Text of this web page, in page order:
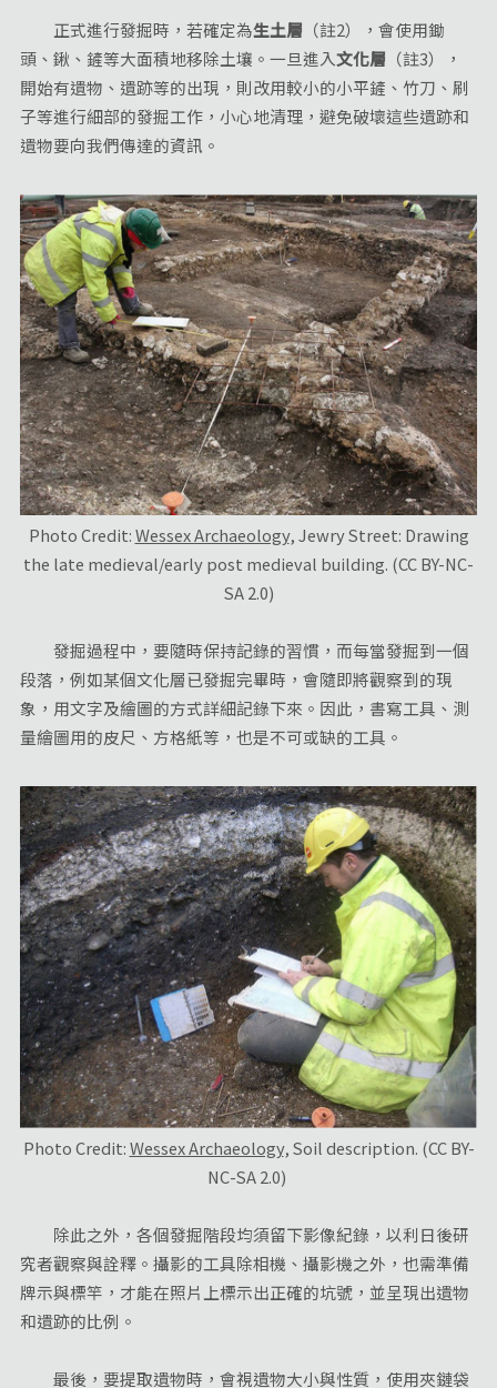
正式進行發掘時，若確定為生土層 （註2），會使用鋤
頭、鍬、鏟等大面積地移除土壤。一旦進入文化層 （註3），
開始有遺物、遺跡等的出現，則改用較小的小平鏟、竹刀、刷
子等進行細部的發掘工作，小心地清理，避免破壞這些遺跡和
遺物要向我們傳達的資訊。
Photo Credit:Wessex Archaeology, Jewry Street: Drawing
the late medieval/early post medieval building. (CC BY-NC-
SA 2.0)
發掘過程中，要隨時保持記錄的習慣，而每當發掘到一個
段落，例如某個文化層已發掘完畢時，會隨即將觀察到的現
象，用文字及繪圖的方式詳細記錄下來。因此，書寫工具、測
量繪圖用的皮尺、方格紙等，也是不可或缺的工具。
Photo Credit:Wessex Archaeology, Soil description. (CC BY-
NC-SA 2.0)
除此之外，各個發掘階段均須留下影像紀錄，以利日後研
究者觀察與詮釋。攝影的工具除相機、攝影機之外，也需準備
牌示與標竿，才能在照片上標示出正確的坑號，並呈現出遺物
和遺跡的比例。
最後，要提取遺物時，會視遺物大小與性質，使用夾鏈袋